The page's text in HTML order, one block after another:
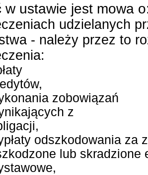
w ustawie jest mowa
udzielanych
- należy przez to
zobowiązań
z
odszkodowania za
lub skradzione